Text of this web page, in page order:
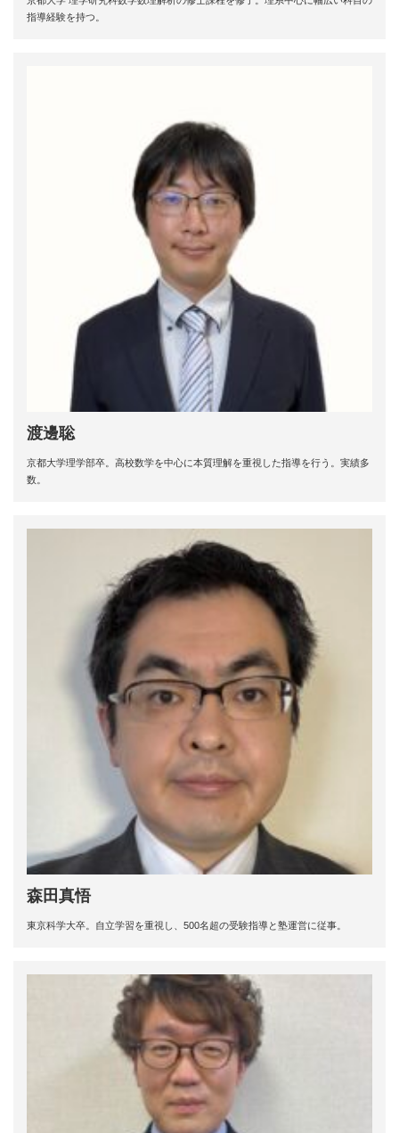
指導経験を持つ。
渡邊聡
京都大学理学部卒。高校数学を中心に本質理解を重視した指導を行う。実績多
数。
森田真悟
東京科学大卒。自立学習を重視し、500名超の受験指導と塾運営に従事。